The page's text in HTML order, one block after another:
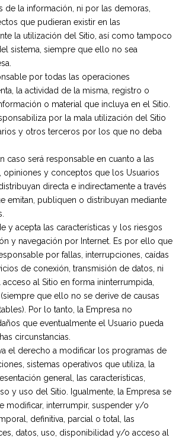
de la información, ni por las demoras,
que pudieran existir en las
la utilización del Sitio, así como tampoco
sistema, siempre que ello no sea
por todas las operaciones
la actividad de la misma, registro o
o material que incluya en el Sitio.
por la mala utilización del Sitio
y otros terceros por los que no deba
caso será responsable en cuanto a las
opiniones y conceptos que los Usuarios
directa e indirectamente a través
emitan, publiquen o distribuyan mediante
y acepta las características y los riesgos
y navegación por Internet. Es por ello que
por fallas, interrupciones, caídas
de conexión, transmisión de datos, ni
al Sitio en forma ininterrumpida,
que ello no se derive de causas
Por lo tanto, la Empresa no
que eventualmente el Usuario pueda
circunstancias.
el derecho a modificar los programas de
sistemas operativos que utiliza, la
general, las características,
y uso del Sitio. Igualmente, la Empresa se
modificar, interrumpir, suspender y/o
definitiva, parcial o total, las
datos, uso, disponibilidad y/o acceso al